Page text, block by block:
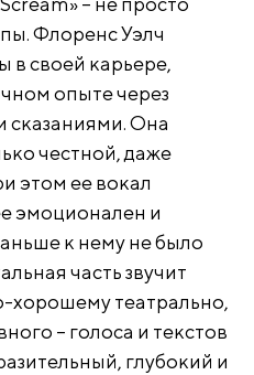
Флоренс Уэлч
в своей карьере,
опыте через
сказаниями. Она
честной, даже
этом ее вокал
эмоционален и
к нему не было
часть звучит
хорошему театрально,
– голоса и текстов
глубокий и